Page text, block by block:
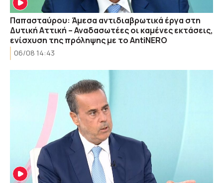
Παπασταύρου: Άμεσα αντιδιαβρωτικά έργα στη
Δυτική Αττική – Αναδασωτέες οι καμένες εκτάσεις,
ενίσχυση της πρόληψης με το AntiNERO
06/08 14:43